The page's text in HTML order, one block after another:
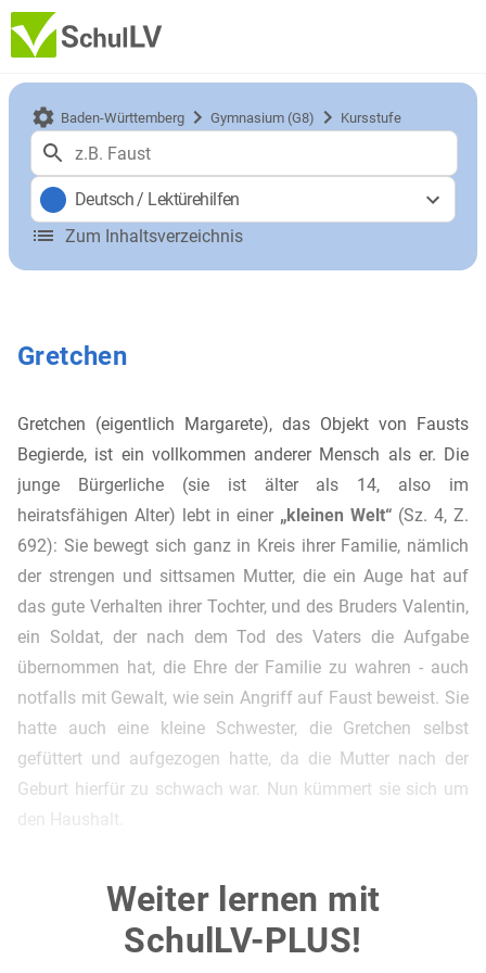
Baden-Württemberg Gymnasium (G8) Kursstufe
Deutsch/ Lektürehilfen
Zum Inhaltsverzeichnis
Gretchen
Gretchen (eigentlich Margarete), das Objekt von Fausts
Begierde, ist ein vollkommen anderer Mensch als er. Die
junge Bürgerliche (sie ist älter als 14, also im
heiratsfähigen Alter) lebt in einer „kleinen Welt“ (Sz. 4, Z.
692): Sie bewegt sich ganz in Kreis ihrer Familie, nämlich
der strengen und sittsamen Mutter, die ein Auge hat auf
das gute Verhalten ihrer Tochter, und des Bruders Valentin,
ein Soldat, der nach dem Tod des Vaters die Aufgabe
übernommen hat, die Ehre der Familie zu wahren - auch
notfalls mit Gewalt, wie sein Angriff auf Faust beweist. Sie
hatte auch eine kleine Schwester, die Gretchen selbst
gefüttert und aufgezogen hatte, da die Mutter nach der
Geburt hierfür zu schwach war. Nun kümmert sie sich um
den Haushalt.
Familie vereinnahmt, hat einen guten Ruf als fleißiges,
liebevolles, fürsorgliches, naiv-unschuldiges, emotionales,
sensibles, sittsames und auch überaus frommes Mädchen.
Weiter lernen mit
SchulLV-PLUS!